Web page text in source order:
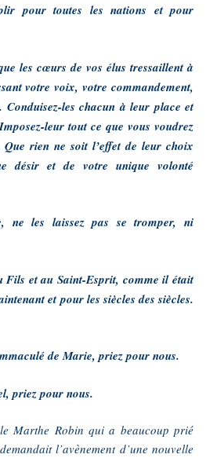
pour toutes les nations et pour
les cœurs de vos élus tressaillent à
votre voix, votre commandement,
les chacun à leur place et
leur tout ce que vous voudrez
rien ne soit l’effet de leur choix
désir et de votre unique volonté
ne les laissez pas se tromper, ni
Fils et au Saint-Esprit, comme il était
et pour les siècles des siècles.
de Marie, priez pour nous.
priez pour nous.
Marthe Robin qui a beaucoup prié
l’avènement d’une nouvelle